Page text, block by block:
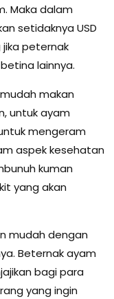
Maka dalam
setidaknya USD
jika peternak
lainnya.
makan
untuk ayam
mengeram
aspek kesehatan
kuman
yang akan
mudah dengan
Beternak ayam
bagi para
yang ingin